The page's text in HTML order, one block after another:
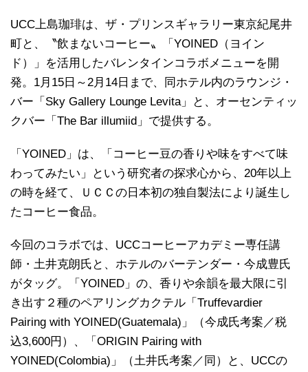
UCC上島珈琲は、ザ・プリンスギャラリー東京紀尾井
町と、〝飲まないコーヒー〟「YOINED（ヨイン
ド）」を活用したバレンタインコラボメニューを開
発。1月15日～2月14日まで、同ホテル内のラウンジ・
バー「Sky Gallery Lounge Levita」と、オーセンティッ
クバー「The Bar illumiid」で提供する。
「YOINED」は、「コーヒー豆の香りや味をすべて味
わってみたい」という研究者の探求心から、20年以上
の時を経て、ＵＣＣの日本初の独自製法により誕生し
たコーヒー食品。
今回のコラボでは、UCCコーヒーアカデミー専任講
師・土井克朗氏と、ホテルのバーテンダー・今成豊氏
がタッグ。「YOINED」の、香りや余韻を最大限に引
き出す２種のペアリングカクテル「Truffevardier
Pairing with YOINED(Guatemala)」（今成氏考案／税
込3,600円）、「ORIGIN Pairing with
YOINED(Colombia)」（土井氏考案／同）と、UCCの